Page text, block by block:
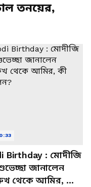
তনয়ের,
Birthday : মোদীজি
জানালেন
থেকে আমির, কী